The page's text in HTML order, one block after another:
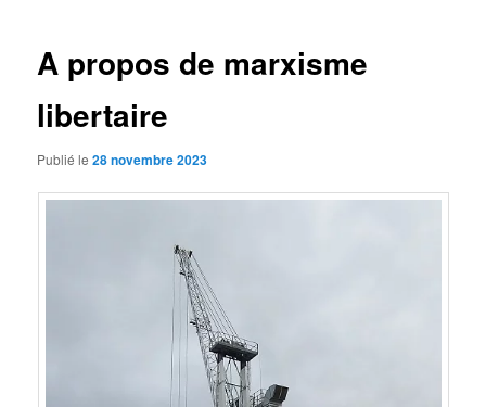
A propos de marxisme
libertaire
Publié le28 novembre 2023